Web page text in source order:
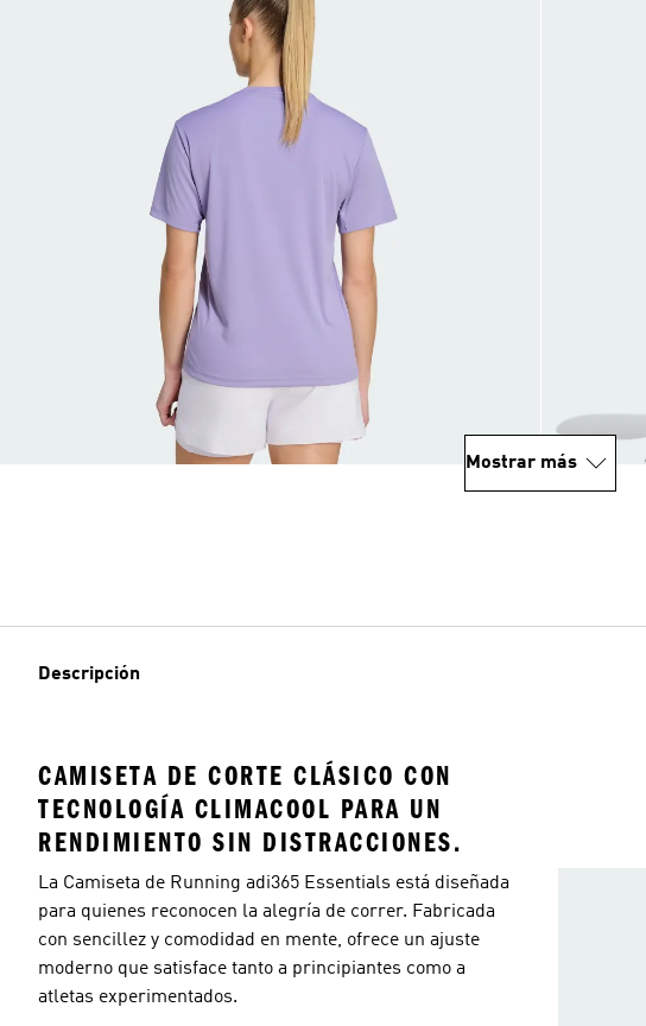
Mostrar más
Descripción
CAMISETA DE CORTE CLÁSICO CON
TECNOLOGÍA CLIMACOOL PARA UN
RENDIMIENTO SIN DISTRACCIONES.
La Camiseta de Running adi365 Essentials está diseñada
para quienes reconocen la alegría de correr. Fabricada
con sencillez y comodidad en mente, ofrece un ajuste
moderno que satisface tanto a principiantes como a
atletas experimentados.